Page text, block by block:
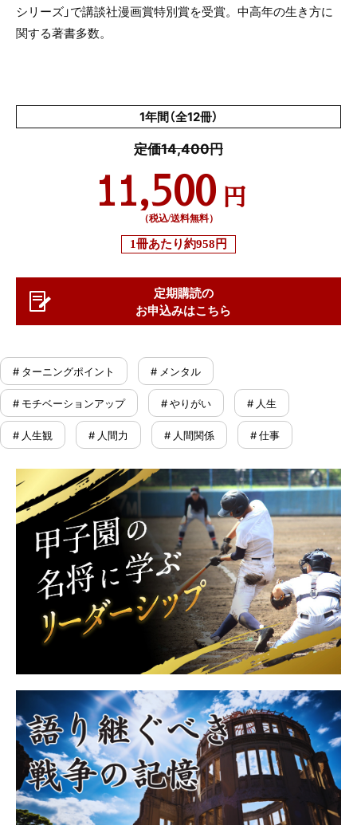
シリーズ」で講談社漫画賞特別賞を受賞。中高年の生き方に
関する著書多数。
1年間（全12冊）
定価14,400円
11,500 円
（税込/送料無料）
1冊あたり約958円
定期購読の
お申込みはこちら
# ターニングポイント # メンタル
# モチベーションアップ # やりがい # 人生
# 人生観 # 人間力 # 人間関係 # 仕事